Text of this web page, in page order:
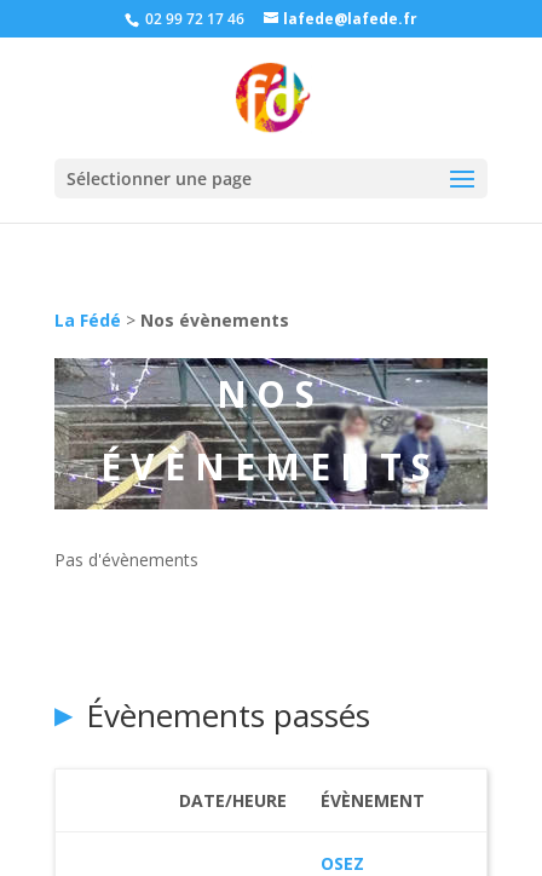
02 99 72 17 46 lafede@lafede.fr
Sélectionner une page
La Fédé > Nos évènements
NOS
ÉVÈNEMENTS
Pas d'évènements
Évènements passés
DATE/HEURE ÉVÈNEMENT
OSEZ